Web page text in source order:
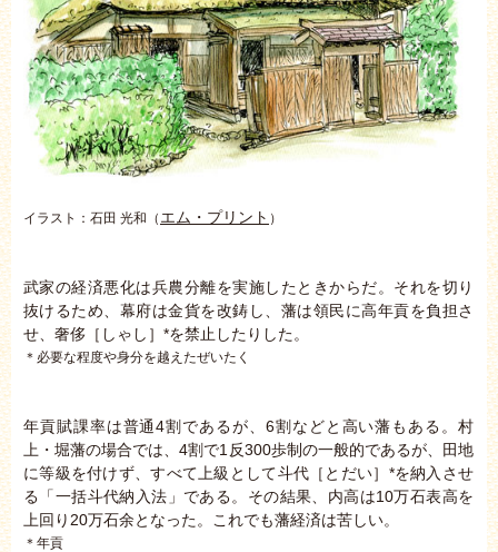
イラスト：石田 光和（ エム・プリント ）
武家の経済悪化は兵農分離を実施したときからだ。それを切り
抜けるため、幕府は金貨を改鋳し、藩は領民に高年貢を負担さ
せ、奢侈［しゃし］*を禁止したりした。
＊必要な程度や身分を越えたぜいたく
年貢賦課率は普通4割であるが、6割などと高い藩もある。村
上・堀藩の場合では、4割で1反300歩制の一般的であるが、田地
に等級を付けず、すべて上級として斗代［とだい］*を納入させ
る「一括斗代納入法」である。その結果、内高は10万石表高を
上回り20万石余となった。これでも藩経済は苦しい。
＊年貢